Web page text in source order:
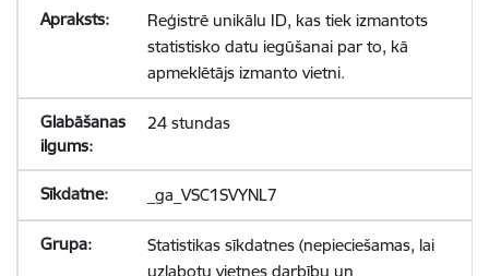
Reģistrē unikālu ID, kas tiek izmantots
statistisko datu iegūšanai par to, kā
apmeklētājs izmanto vietni.
24 stundas
_ga_VSC1SVYNL7
Statistikas sīkdatnes (nepieciešamas, lai
uzlabotu vietnes darbību un